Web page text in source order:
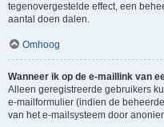
tegenovergestelde effect, een
aantal doen dalen.
Omhoog
Wanneer ik op de e-maillink van
Alleen geregistreerde gebruikers
e-mailformulier (indien de
van het e-mailsysteem door